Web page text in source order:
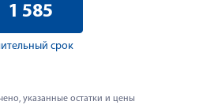
1 585
срок
указанные остатки и цены